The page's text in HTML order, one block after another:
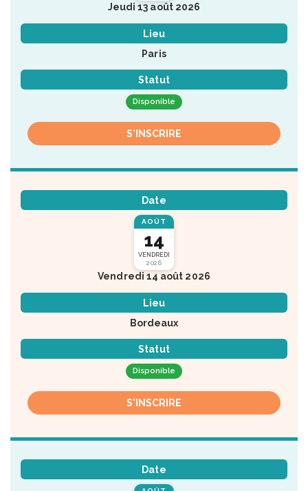
Jeudi 13 août 2026
Lieu
Paris
Statut
Disponible
S'INSCRIRE
Date
AOÛT
14
VENDREDI
2026
Vendredi 14 août 2026
Lieu
Bordeaux
Statut
Disponible
S'INSCRIRE
Date